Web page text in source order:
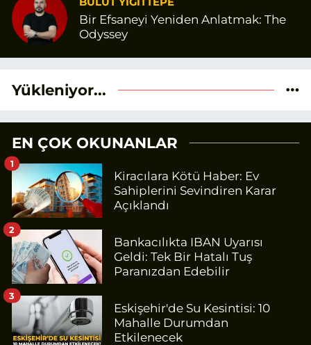
Bir Efsaneyi Yeniden Anlatmak: The
Odyssey
Yükleniyor...
EN ÇOK OKUNANLAR
Kiracılara Kötü Haber: Ev
Sahiplerini Sevindiren Karar
Açıklandı
1
Bankacılıkta IBAN Uyarısı
Geldi: Tek Bir Hatalı Tuş
Paranızdan Edebilir
2
Eskişehir'de Su Kesintisi: 10
Mahalle Durumdan
Etkilenecek
3